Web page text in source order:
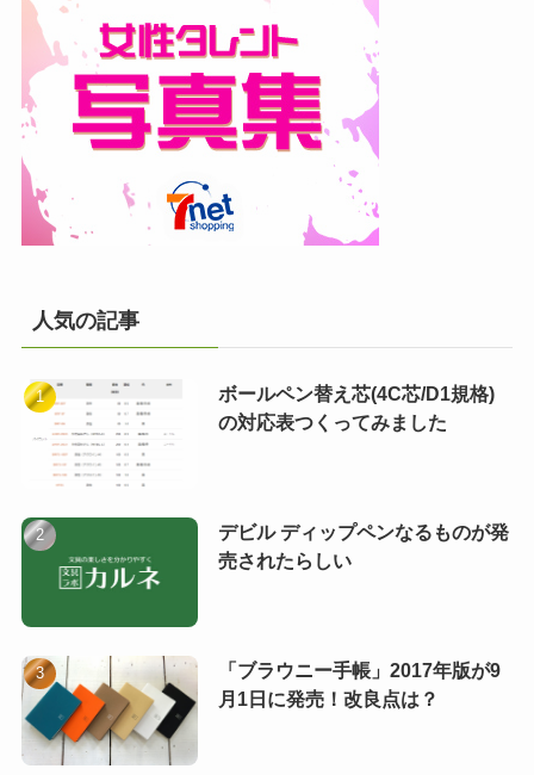
人気の記事
ボールペン替え芯(4C芯/D1規格)
の対応表つくってみました
デビル ディップペンなるものが発
売されたらしい
「ブラウニー手帳」2017年版が9
月1日に発売！改良点は？